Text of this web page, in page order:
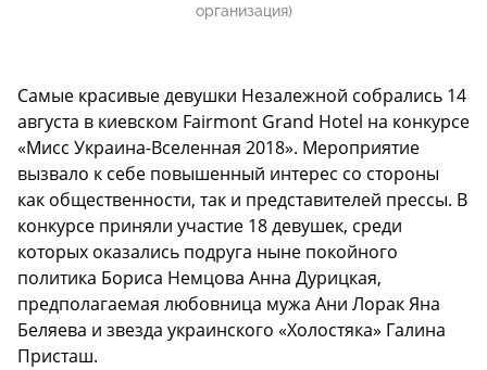
организация)
Самые красивые девушки Незалежной собрались 14
августа в киевском Fairmont Grand Hotel на конкурсе
«Мисс Украина-Вселенная 2018». Мероприятие
вызвало к себе повышенный интерес со стороны
как общественности, так и представителей прессы. В
конкурсе приняли участие 18 девушек, среди
которых оказались подруга ныне покойного
политика Бориса Немцова Анна Дурицкая,
предполагаемая любовница мужа Ани Лорак Яна
Беляева и звезда украинского «Холостяка» Галина
Присташ.